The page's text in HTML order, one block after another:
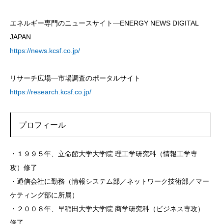
エネルギー専門のニュースサイト—ENERGY NEWS DIGITAL
JAPAN
https://news.kcsf.co.jp/
リサーチ広場—市場調査のポータルサイト
https://research.kcsf.co.jp/
プロフィール
・１９９５年、立命館大学大学院 理工学研究科（情報工学専
攻）修了
・通信会社に勤務（情報システム部／ネットワーク技術部／マー
ケティング部に所属）
・２００８年、早稲田大学大学院 商学研究科（ビジネス専攻）
修了